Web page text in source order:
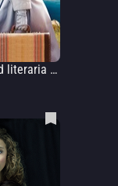
La sociedad literaria y del pastel de cáscara de papa de Guernsey